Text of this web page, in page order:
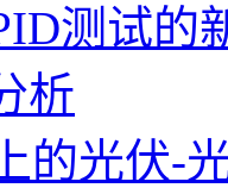
测试的
析
的光伏-